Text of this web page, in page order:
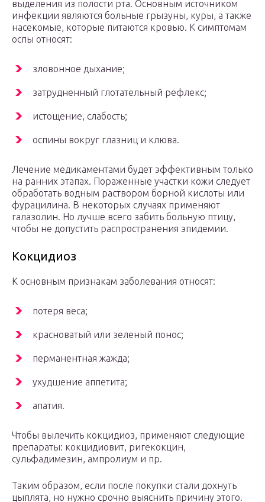
выделения из полости рта. Основным источником
инфекции являются больные грызуны, куры, а также
насекомые, которые питаются кровью. К симптомам
оспы относят:
зловонное дыхание;
затрудненный глотательный рефлекс;
истощение, слабость;
оспины вокруг глазниц и клюва.
Лечение медикаментами будет эффективным только
на ранних этапах. Пораженные участки кожи следует
обработать водным раствором борной кислоты или
фурацилина. В некоторых случаях применяют
галазолин. Но лучше всего забить больную птицу,
чтобы не допустить распространения эпидемии.
Кокцидиоз
К основным признакам заболевания относят:
потеря веса;
красноватый или зеленый понос;
перманентная жажда;
ухудшение аппетита;
апатия.
Чтобы вылечить кокцидиоз, применяют следующие
препараты: кокцидиовит, ригекокцин,
сульфадимезин, ампролиум и пр.
Таким образом, если после покупки стали дохнуть
цыплята, но нужно срочно выяснить причину этого.